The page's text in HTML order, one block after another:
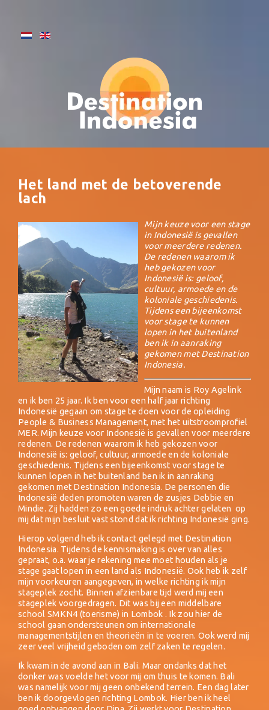
Het land met de betoverende
lach
Mijn keuze voor een stage
in Indonesië is gevallen
voor meerdere redenen.
De redenen waarom ik
heb gekozen voor
Indonesië is: geloof,
cultuur, armoede en de
koloniale geschiedenis.
Tijdens een bijeenkomst
voor stage te kunnen
lopen in het buitenland
ben ik in aanraking
gekomen met Destination
Indonesia.
Mijn naam is Roy Agelink
en ik ben 25 jaar. Ik ben voor een half jaar richting
Indonesië gegaan om stage te doen voor de opleiding
People & Business Management, met het uitstroomprofiel
MER. Mijn keuze voor Indonesië is gevallen voor meerdere
redenen. De redenen waarom ik heb gekozen voor
Indonesië is: geloof, cultuur, armoede en de koloniale
geschiedenis. Tijdens een bijeenkomst voor stage te
kunnen lopen in het buitenland ben ik in aanraking
gekomen met Destination Indonesia. De personen die
Indonesië deden promoten waren de zusjes Debbie en
Mindie. Zij hadden zo een goede indruk achter gelaten op
mij dat mijn besluit vast stond dat ik richting Indonesië ging.
Hierop volgend heb ik contact gelegd met Destination
Indonesia. Tijdens de kennismaking is over van alles
gepraat, o.a. waar je rekening mee moet houden als je
stage gaat lopen in een land als Indonesië. Ook heb ik zelf
mijn voorkeuren aangegeven, in welke richting ik mijn
stageplek zocht. Binnen afzienbare tijd werd mij een
stageplek voorgedragen. Dit was bij een middelbare
school SMKN4 (toerisme) in Lombok . Ik zou hier de
school gaan ondersteunen om internationale
managementstijlen en theorieën in te voeren. Ook werd mij
zeer veel vrijheid geboden om zelf zaken te regelen.
Ik kwam in de avond aan in Bali. Maar ondanks dat het
donker was voelde het voor mij om thuis te komen. Bali
was namelijk voor mij geen onbekend terrein. Een dag later
ben ik doorgevlogen richting Lombok. Hier ben ik heel